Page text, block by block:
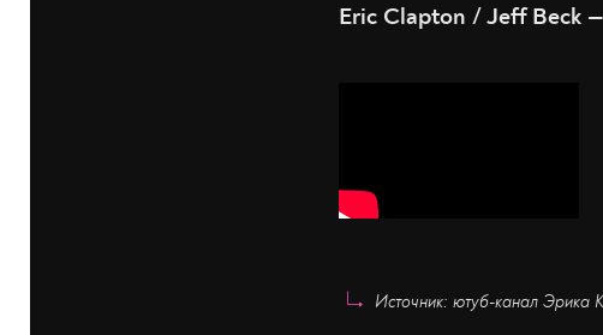
Eric Clapton / Jeff Beck
Источник: ютуб-канал Эрика